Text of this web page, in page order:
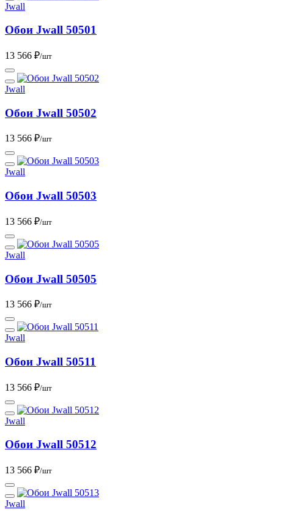
Jwall
Обои Jwall 50501
13 566 ₽/шт
Jwall
Обои Jwall 50502
13 566 ₽/шт
Jwall
Обои Jwall 50503
13 566 ₽/шт
Jwall
Обои Jwall 50505
13 566 ₽/шт
Jwall
Обои Jwall 50511
13 566 ₽/шт
Jwall
Обои Jwall 50512
13 566 ₽/шт
Jwall